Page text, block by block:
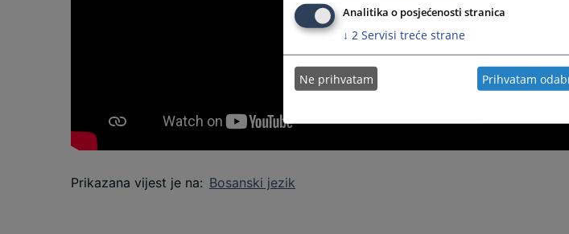
Prikazana vijest je na: Bosanski jezik
Analitika o posjećenosti stranica
↓ 2 Servisi treće strane
Ne prihvatam Prihvatam